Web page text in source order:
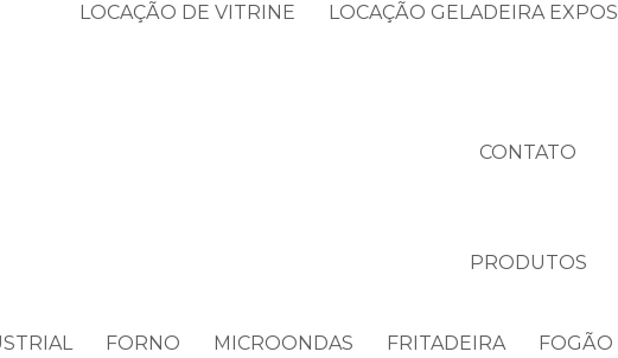
LOCAÇÃO DE VITRINE LOCAÇÃO GELADEIRA
CONTATO
PRODUTOS
FORNO MICROONDAS FRITADEIRA FOGÃO